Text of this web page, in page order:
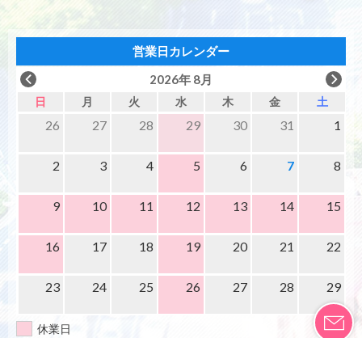
営業日カレンダー
2026年 8月
日 月 火 水 木 金 土
26 27 28 29 30 31 1
2 3 4 5 6 7 8
9 10 11 12 13 14 15
16 17 18 19 20 21 22
23 24 25 26 27 28 29
休業日